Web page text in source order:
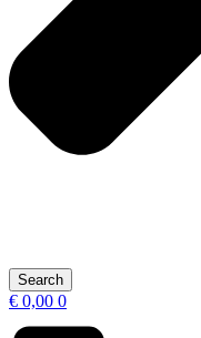
Search
€ 0,00 0